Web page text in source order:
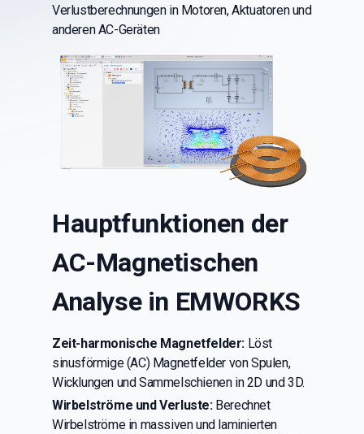
Verlustberechnungen in Motoren, Aktuatoren und
anderen AC-Geräten
Hauptfunktionen der
AC-Magnetischen
Analyse in EMWORKS
Zeit-harmonische Magnetfelder: Löst
sinusförmige (AC) Magnetfelder von Spulen,
Wicklungen und Sammelschienen in 2D und 3D.
Wirbelströme und Verluste: Berechnet
Wirbelströme in massiven und laminierten